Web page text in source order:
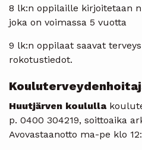
8 lk:n oppilaille kirjoitetaan
joka on voimassa 5 vuotta
9 lk:n oppilaat saavat
rokotustiedot.
Huutjärven koululla
p. 0400 304219, soittoaika
Avovastaanotto ma-pe klo